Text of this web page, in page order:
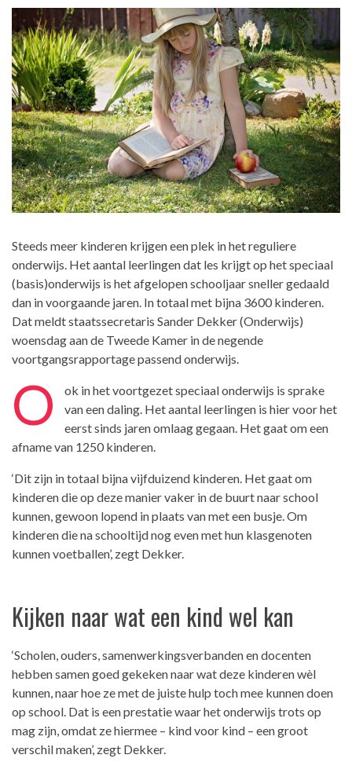
Steeds meer kinderen krijgen een plek in het reguliere
onderwijs. Het aantal leerlingen dat les krijgt op het speciaal
(basis)onderwijs is het afgelopen schooljaar sneller gedaald
dan in voorgaande jaren. In totaal met bijna 3600 kinderen.
Dat meldt staatssecretaris Sander Dekker (Onderwijs)
woensdag aan de Tweede Kamer in de negende
voortgangsrapportage passend onderwijs.
O
ok in het voortgezet speciaal onderwijs is sprake
van een daling. Het aantal leerlingen is hier voor het
eerst sinds jaren omlaag gegaan. Het gaat om een
afname van 1250 kinderen.
‘Dit zijn in totaal bijna vijfduizend kinderen. Het gaat om
kinderen die op deze manier vaker in de buurt naar school
kunnen, gewoon lopend in plaats van met een busje. Om
kinderen die na schooltijd nog even met hun klasgenoten
kunnen voetballen’, zegt Dekker.
Kijken naar wat een kind wel kan
‘Scholen, ouders, samenwerkingsverbanden en docenten
hebben samen goed gekeken naar wat deze kinderen wèl
kunnen, naar hoe ze met de juiste hulp toch mee kunnen doen
op school. Dat is een prestatie waar het onderwijs trots op
mag zijn, omdat ze hiermee – kind voor kind – een groot
verschil maken’, zegt Dekker.